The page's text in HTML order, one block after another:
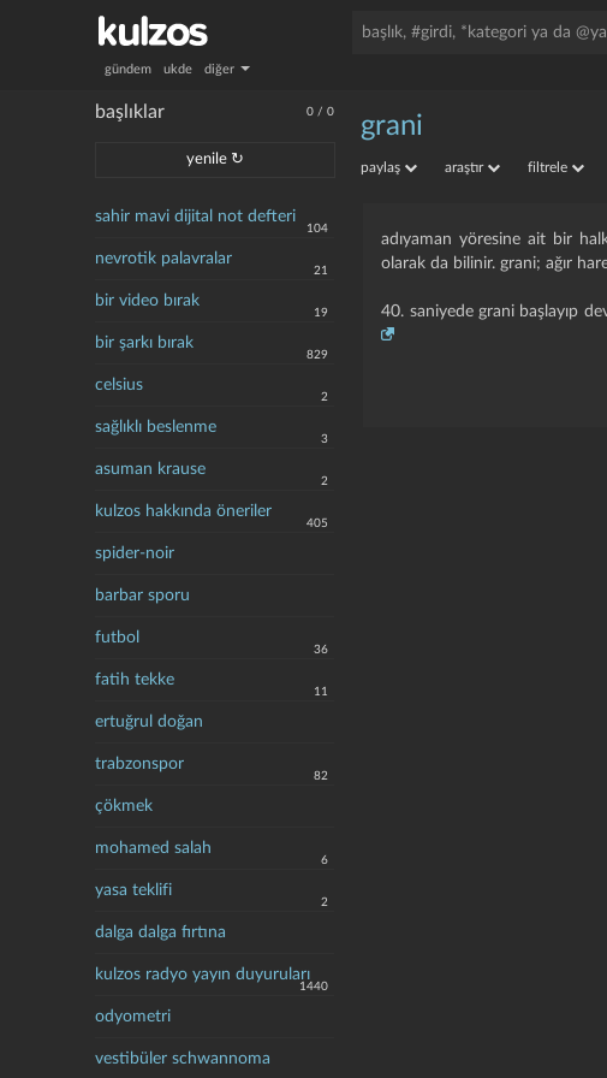
gündem ukde diğer
0 /0
başlıklar
yenile ↻
sahir mavi dijital not defteri
104
nevrotik palavralar
21
bir video bırak
19
bir şarkı bırak
829
celsius
2
sağlıklı beslenme
3
asuman krause
2
kulzos hakkında öneriler
405
spider-noir
barbar sporu
futbol
36
fatih tekke
11
ertuğrul doğan
trabzonspor
82
çökmek
mohamed salah
6
yasa teklifi
2
dalga dalga fırtına
kulzos radyo yayın duyuruları
1440
odyometri
vestibüler schwannoma
grani
paylaş araştır filtrele
adıyaman yöresine ait bir
olarak da bilinir. grani; ağır
40. saniyede grani başlayıp